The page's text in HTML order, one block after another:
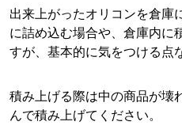
出来上がったオリコンを倉庫
に詰め込む場合や、倉庫内に
すが、基本的に気をつける点
積み上げる際は中の商品が壊
んで積み上げてください。